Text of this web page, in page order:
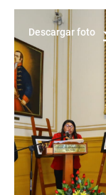
Descargar foto